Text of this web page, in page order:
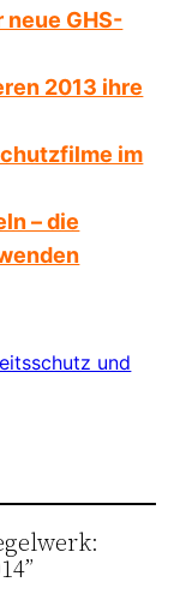
neue GHS-
2013 ihre
im
– die
und